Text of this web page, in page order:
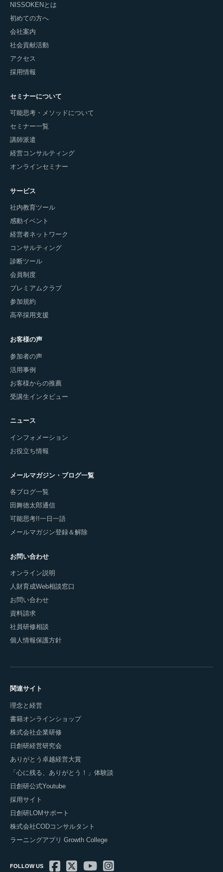
NISSOKENとは
初めての方へ
会社案内
社会貢献活動
アクセス
採用情報
セミナーについて
可能思考・メソッドについて
セミナー一覧
講師派遣
経営コンサルティング
オンラインセミナー
サービス
社内教育ツール
感動イベント
経営者ネットワーク
コンサルティング
診断ツール
会員制度
プレミアムクラブ
参加規約
高卒採用支援
お客様の声
参加者の声
活用事例
お客様からの推薦
受講生インタビュー
ニュース
インフォメーション
お役立ち情報
メールマガジン・ブログ一覧
各ブログ一覧
田舞徳太郎通信
可能思考!!一日一語
メールマガジン登録＆解除
お問い合わせ
オンライン説明
人財育成Web相談窓口
お問い合わせ
資料請求
社員研修相談
個人情報保護方針
関連サイト
理念と経営
書籍オンラインショップ
株式会社企業研修
日創研経営研究会
ありがとう卓越経営大賞
「心に残る、ありがとう！」体験談
日創研公式Youtube
採用サイト
日創研LOMサポート
株式会社CODコンサルタント
ラーニングアプリ Growth College
FOLLOW US